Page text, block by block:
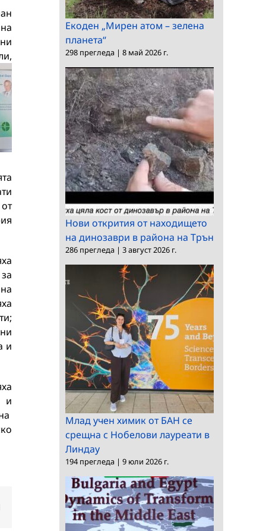
и
и
Електронна
Екоден „Мирен атом – зелена
планета“
298 прегледа | 8 май 2026 г.
Нови открития от находището
на динозаври в района на Трън
286 прегледа | 3 август 2026 г.
Млад учен химик от БАН се
срещна с Нобелови лауреати в
Линдау
194 прегледа | 9 юли 2026 г.